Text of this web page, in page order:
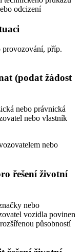
odcizení
provozování, příp.
(podat žádost
nebo právnická
nebo vlastník
nebo
řešení životní
nebo
vozidla povinen
působností